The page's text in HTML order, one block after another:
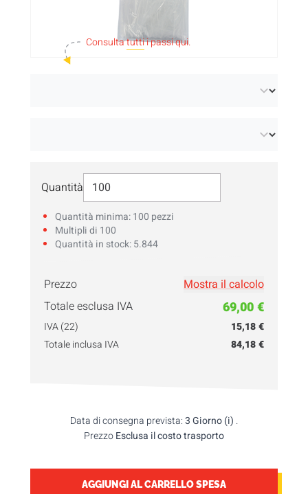
Quantità Seleziona Quantità
Quantità minima: 100 pezzi
Multipli di 100
Quantità in stock: 5.844
Consultatuttii passi qui.
quantità!
Prezzo
Mostra il calcolo
Totale esclusa IVA
69,00 €
IVA (22)
15,18 €
Totale inclusa IVA
84,18 €
Data di consegna prevista:3 Giorno (i) .
PrezzoEsclusa il costo trasporto
AGGIUNGI AL CARRELLO SPESA